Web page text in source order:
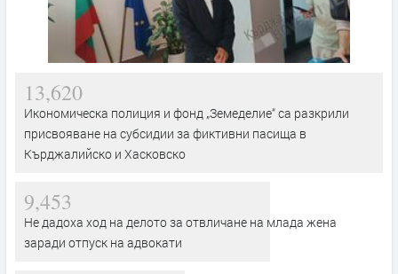
13,620
Икономическа полиция и фонд „Земеделие“ са разкрили
присвояване на субсидии за фиктивни пасища в
Кърджалийско и Хасковско
9,453
Не дадоха ход на делото за отвличане на млада жена
заради отпуск на адвокати